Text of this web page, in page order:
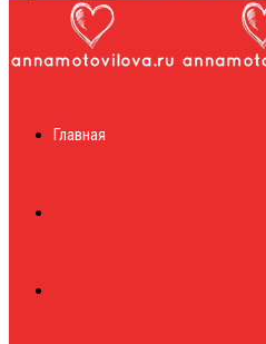
журналГлавная